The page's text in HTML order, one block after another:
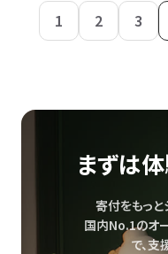
1 2 3
まずは体
寄付をもっと
国内No.1のオ
で、支